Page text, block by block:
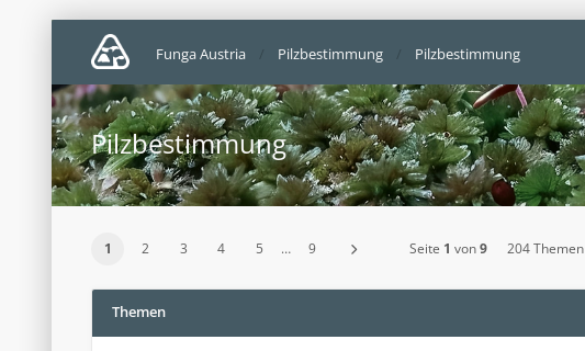
Funga Austria Pilzbestimmung Pilzbestimmung
Pilzbestimmung
1 2 3 4 5 … 9 Seite 1 von9 204 Themen
Themen